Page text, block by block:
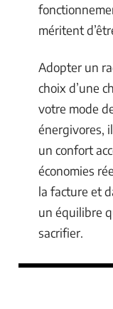
méritent
Adopter un
choix d’une
votre mode
énergivores,
un confort
économies
la facture et
un équilibre
sacrifier.